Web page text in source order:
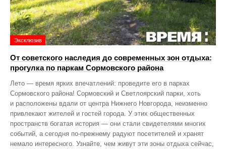
Эксклюзив
От советского наследия до современных зон отдыха:
прогулка по паркам Сормовского района
Лето — время ярких впечатлений: проведите его в парках
Сормовского района! Сормовский и Светлоярский парки, хоть
и расположены вдали от центра Нижнего Новгорода, неизменно
привлекают жителей и гостей города. У этих общественных
пространств богатая история — они стали свидетелями многих
событий, а сегодня по‑прежнему радуют посетителей и хранят
немало интересного. Узнайте, чем живут эти зоны отдыха сейчас,